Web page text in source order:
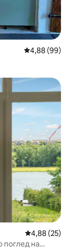
Просечна
4,88 (99)
Просечна
4,88 (25)
поглед на